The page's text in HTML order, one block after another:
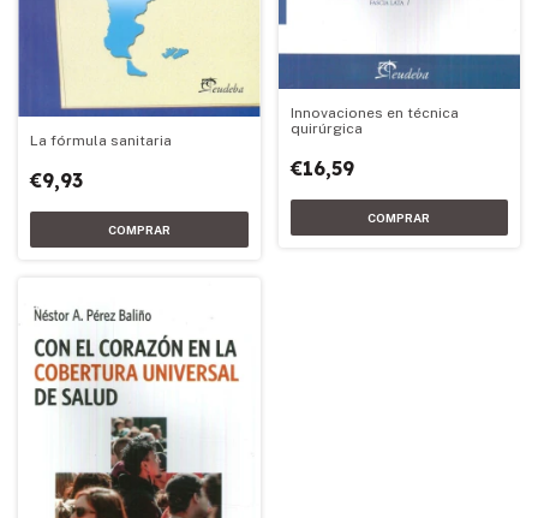
La fórmula sanitaria
€9,93
Innovaciones en técnica
quirúrgica
€16,59